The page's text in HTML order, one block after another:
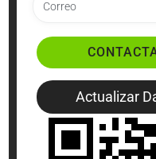
Actualizar